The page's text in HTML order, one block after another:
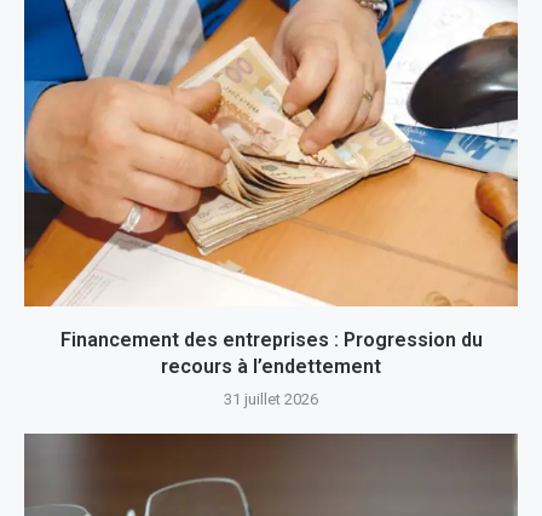
Financement des entreprises : Progression du
recours à l’endettement
31 juillet 2026